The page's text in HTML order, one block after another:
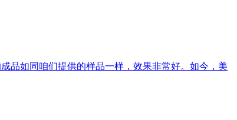
品如同咱们提供的样品一样，效果非常好。如今，美